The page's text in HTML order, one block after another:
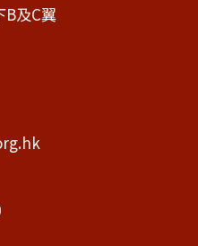
B及C翼